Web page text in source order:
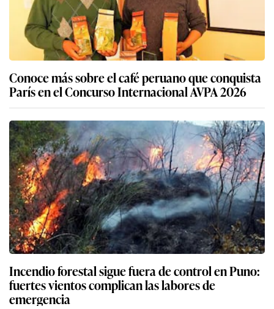
Conoce más sobre el café peruano que conquista
París en el Concurso Internacional AVPA 2026
Incendio forestal sigue fuera de control en Puno:
fuertes vientos complican las labores de
emergencia